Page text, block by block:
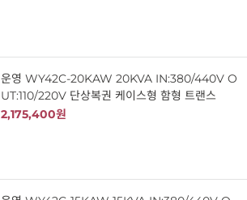
운영 WY42C-20KAW 20KVA IN:380/440V O
UT:110/220V 단상복권 케이스형 함형 트랜스
2,175,400원